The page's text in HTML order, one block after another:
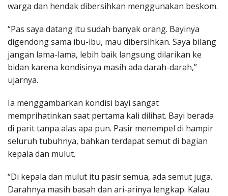
warga dan hendak dibersihkan menggunakan beskom.
“Pas saya datang itu sudah banyak orang. Bayinya
digendong sama ibu-ibu, mau dibersihkan. Saya bilang
jangan lama-lama, lebih baik langsung dilarikan ke
bidan karena kondisinya masih ada darah-darah,”
ujarnya.
Ia menggambarkan kondisi bayi sangat
memprihatinkan saat pertama kali dilihat. Bayi berada
di parit tanpa alas apa pun. Pasir menempel di hampir
seluruh tubuhnya, bahkan terdapat semut di bagian
kepala dan mulut.
“Di kepala dan mulut itu pasir semua, ada semut juga.
Darahnya masih basah dan ari-arinya lengkap. Kalau